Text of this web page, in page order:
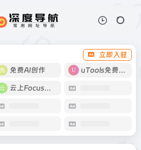
立即入驻
免费AI创作 uTools免费工具箱
云上Focus接码